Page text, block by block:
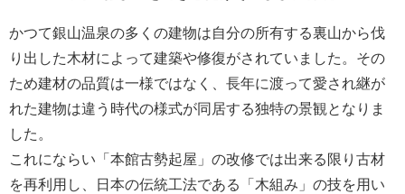
かつて銀山温泉の多くの建物は自分の所有する裏山から伐
り出した木材によって建築や修復がされていました。その
ため建材の品質は一様ではなく、長年に渡って愛され継が
れた建物は違う時代の様式が同居する独特の景観となりま
した。
これにならい「本館古勢起屋」の改修では出来る限り古材
を再利用し、日本の伝統工法である「木組み」の技を用い